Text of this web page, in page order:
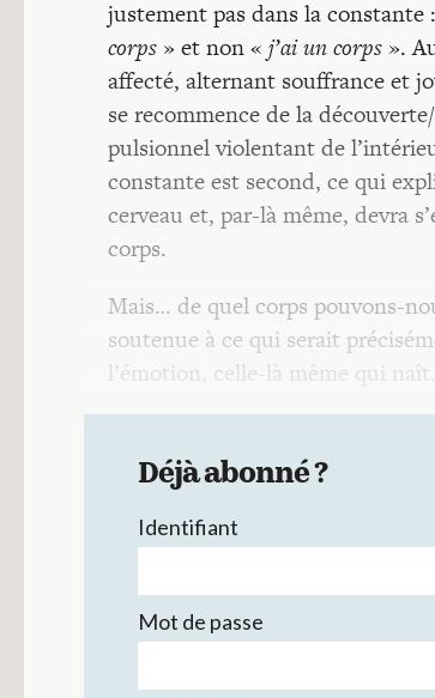
justement pas dans la constante
corps » et non « j’ai un corps ».
affecté, alternant souffrance et
se recommence de la
pulsionnel violentant de
constante est second, ce qui
cerveau et, par-là même, devra
corps.
Mais… de quel corps pouvons-
soutenue à ce qui serait
l’émotion, celle-là même qui naît…
Déjà abonné ?
Identifiant
Mot de passe